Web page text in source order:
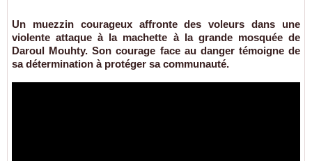
Un muezzin courageux affronte des voleurs dans une
violente attaque à la machette à la grande mosquée de
Daroul Mouhty. Son courage face au danger témoigne de
sa détermination à protéger sa communauté.